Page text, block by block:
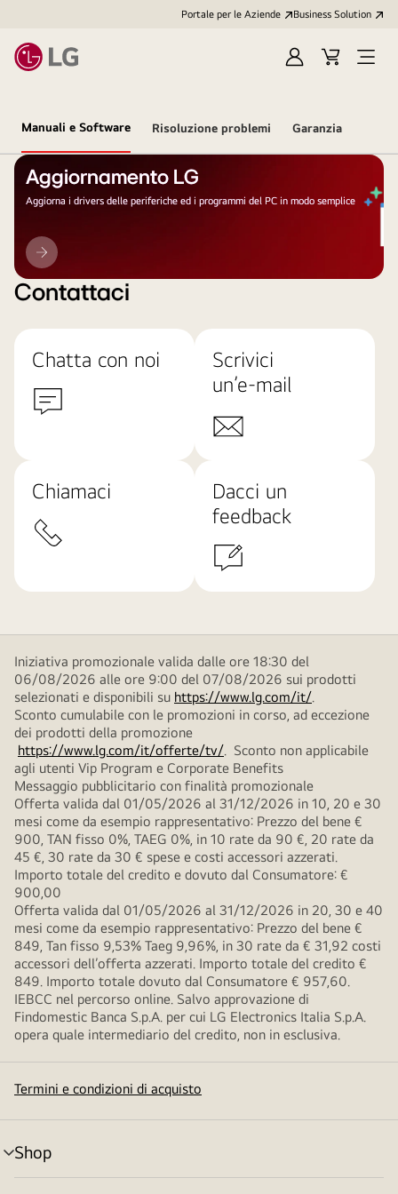
Portale per le Aziende Business Solution
AccediCart
Open
Manuali e Software Risoluzione problemi Garanzia
Aggiornamento LG
Aggiorna i drivers delle periferiche ed i programmi del PC in modo semplice
Aggiornamento
LG
Contattaci
Chatta con noi
Scrivici
un’e-mail
Chiamaci
Dacci un
feedback
Iniziativa promozionale valida dalle ore 18:30 del
06/08/2026 alle ore 9:00 del 07/08/2026 sui prodotti
selezionati e disponibili su https://www.lg.com/it/.
Sconto cumulabile con le promozioni in corso, ad eccezione
dei prodotti della promozione
https://www.lg.com/it/offerte/tv/. Sconto non applicabile
agli utenti Vip Program e Corporate Benefits
Messaggio pubblicitario con finalità promozionale
Offerta valida dal 01/05/2026 al 31/12/2026 in 10, 20 e 30
mesi come da esempio rappresentativo: Prezzo del bene €
900, TAN fisso 0%, TAEG 0%, in 10 rate da 90 €, 20 rate da
45 €, 30 rate da 30 € spese e costi accessori azzerati.
Importo totale del credito e dovuto dal Consumatore: €
900,00
Offerta valida dal 01/05/2026 al 31/12/2026 in 20, 30 e 40
mesi come da esempio rappresentativo: Prezzo del bene €
849, Tan fisso 9,53% Taeg 9,96%, in 30 rate da € 31,92 costi
accessori dell’offerta azzerati. Importo totale del credito €
849. Importo totale dovuto dal Consumatore € 957,60.
IEBCC nel percorso online. Salvo approvazione di
Findomestic Banca S.p.A. per cui LG Electronics Italia S.p.A.
opera quale intermediario del credito, non in esclusiva.
Termini e condizioni di acquisto
Shop
Attivazione
menu